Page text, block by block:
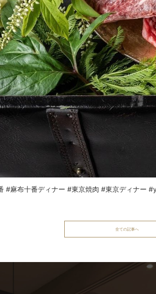
#麻布十番ディナー #東京焼肉 #東京ディナ
全ての記事へ